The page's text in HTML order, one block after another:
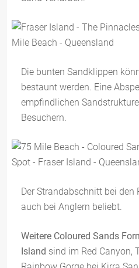
Die bunten Sandklippen
bestaunt werden. Eine
empfindlichen
Besuchern.
Der Strandabschnitt bei den
auch bei Anglern beliebt.
Weitere Coloured Sands
Island sind im Red Canyon,